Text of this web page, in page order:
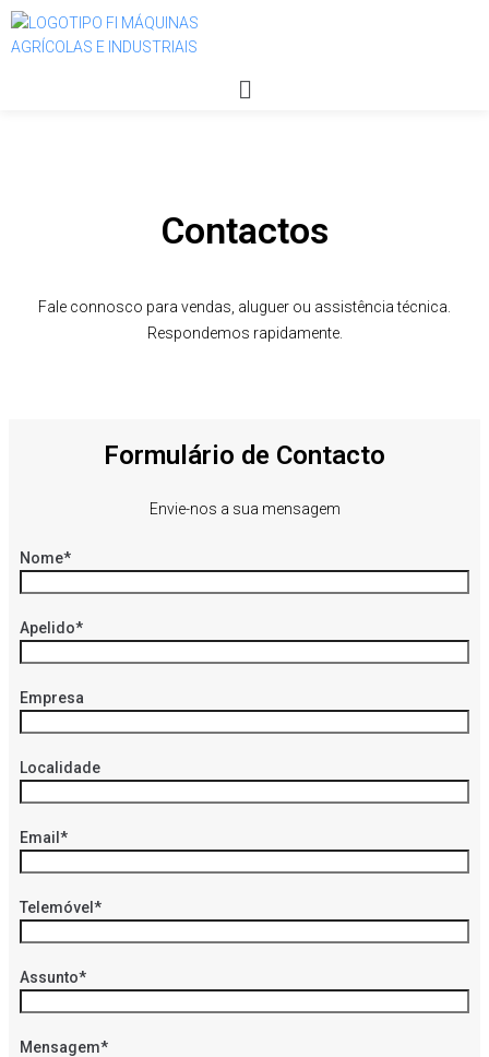
Contactos
Fale connosco para vendas, aluguer ou assistência técnica.
Respondemos rapidamente.
Formulário de Contacto
Envie-nos a sua mensagem
Nome*
Apelido*
Empresa
Localidade
Email*
Telemóvel*
Assunto*
Mensagem*